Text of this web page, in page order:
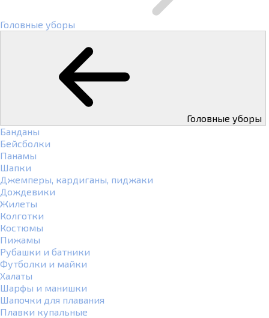
Головные уборы
Головные уборы
Банданы
Бейсболки
Панамы
Шапки
Джемперы, кардиганы, пиджаки
Дождевики
Жилеты
Колготки
Костюмы
Пижамы
Рубашки и батники
Футболки и майки
Халаты
Шарфы и манишки
Шапочки для плавания
Плавки купальные